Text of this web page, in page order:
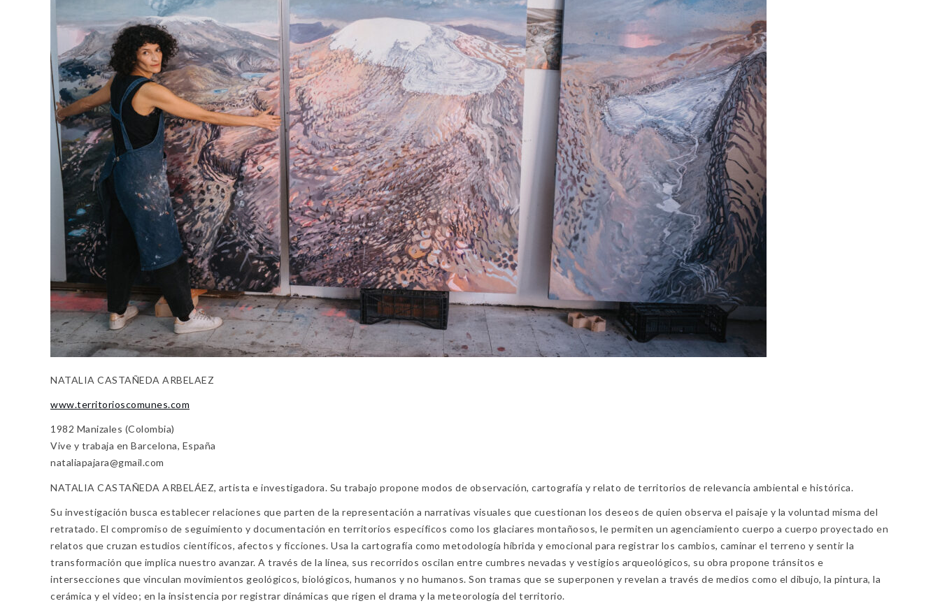
NATALIA CASTAÑEDA ARBELAEZ
www.territorioscomunes.com
1982 Manizales (Colombia)
Vive y trabaja en Barcelona, España
nataliapajara@gmail.com
NATALIA CASTAÑEDA ARBELÁEZ, artista e investigadora. Su trabajo propone modos de observación, cartografía y relato de territorios de relevancia ambiental e histórica.
Su investigación busca establecer relaciones que parten de la representación a narrativas visuales que cuestionan los deseos de quien observa el paisaje y la voluntad misma del
retratado. El compromiso de seguimiento y documentación en territorios específicos como los glaciares montañosos, le permiten un agenciamiento cuerpo a cuerpo proyectado en
relatos que cruzan estudios científicos, afectos y ficciones. Usa la cartografía como metodología híbrida y emocional para registrar los cambios, caminar el terreno y sentir la
transformación que implica nuestro avanzar. A través de la línea, sus recorridos oscilan entre cumbres nevadas y vestigios arqueológicos, su obra propone tránsitos e
intersecciones que vinculan movimientos geológicos, biológicos, humanos y no humanos. Son tramas que se superponen y revelan a través de medios como el dibujo, la pintura, la
cerámica y el video; en la insistencia por registrar dinámicas que rigen el drama y la meteorología del territorio.